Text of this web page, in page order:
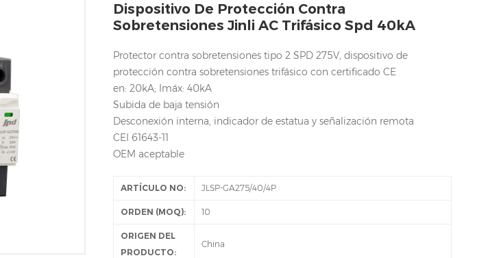
Dispositivo De Protección Contra
Sobretensiones Jinli AC Trifásico Spd 40kA
Protector contra sobretensiones tipo 2 SPD 275V, dispositivo de
protección contra sobretensiones trifásico con certificado CE
en: 20kA; Imáx: 40kA
Subida de baja tensión
Desconexión interna, indicador de estatua y señalización remota
CEI 61643-11
OEM aceptable
ARTÍCULO NO: JLSP-GA275/40/4P
ORDEN (MOQ): 10
ORIGEN DEL
PRODUCTO:
China